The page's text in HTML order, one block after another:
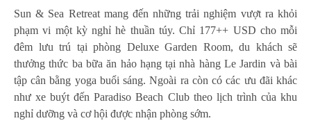
Sun & Sea Retreat mang đến những trải nghiệm vượt ra khỏi
phạm vi một kỳ nghỉ hè thuần túy. Chỉ 177++ USD cho mỗi
đêm lưu trú tại phòng Deluxe Garden Room, du khách sẽ
thưởng thức ba bữa ăn hảo hạng tại nhà hàng Le Jardin và bài
tập cân bằng yoga buổi sáng. Ngoài ra còn có các ưu đãi khác
như xe buýt đến Paradiso Beach Club theo lịch trình của khu
nghỉ dưỡng và cơ hội được nhận phòng sớm.